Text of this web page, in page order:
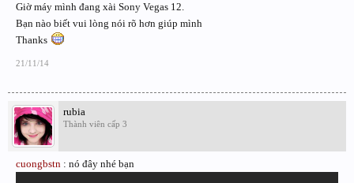
Giờ máy mình đang xài Sony Vegas 12.
Bạn nào biết vui lòng nói rõ hơn giúp mình
Thanks
21/11/14
rubia
Thành viên cấp 3
cuongbstn : nó đây nhé bạn